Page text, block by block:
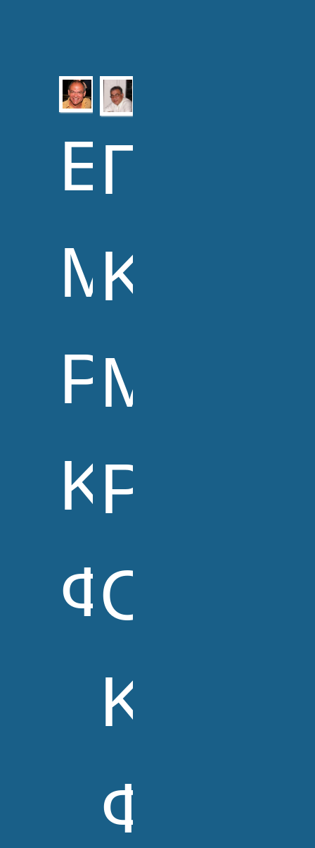
PhD
MD
PhD